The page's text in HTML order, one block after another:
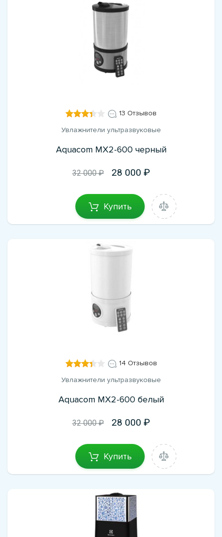
13 Отзывов
Увлажнители ультразвуковые
Aquacom MX2-600 черный
32 000 ₽ 28 000
Купить
14 Отзывов
Увлажнители ультразвуковые
Aquacom MX2-600 белый
32 000 ₽ 28 000
Купить